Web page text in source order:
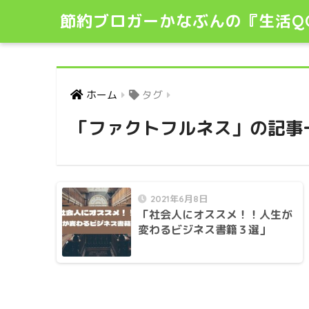
節約ブロガーかなぶんの『生活
ホーム タグ
「ファクトフルネス」の記
2021年6月8日
「社会人にオススメ！！人生が
変わるビジネス書籍３選」